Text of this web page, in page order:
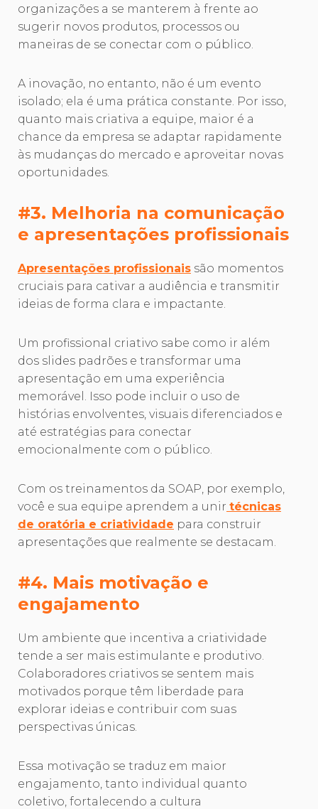
organizações a se manterem à frente ao
sugerir novos produtos, processos ou
maneiras de se conectar com o público.
A inovação, no entanto, não é um evento
isolado; ela é uma prática constante. Por isso,
quanto mais criativa a equipe, maior é a
chance da empresa se adaptar rapidamente
às mudanças do mercado e aproveitar novas
oportunidades.
#3. Melhoria na comunicação
e apresentações profissionais
Apresentações profissionais são momentos
cruciais para cativar a audiência e transmitir
ideias de forma clara e impactante.
Um profissional criativo sabe como ir além
dos slides padrões e transformar uma
apresentação em uma experiência
memorável. Isso pode incluir o uso de
histórias envolventes, visuais diferenciados e
até estratégias para conectar
emocionalmente com o público.
Com os treinamentos da SOAP, por exemplo,
você e sua equipe aprendem a unir técnicas
de oratória e criatividade para construir
apresentações que realmente se destacam.
#4. Mais motivação e
engajamento
Um ambiente que incentiva a criatividade
tende a ser mais estimulante e produtivo.
Colaboradores criativos se sentem mais
motivados porque têm liberdade para
explorar ideias e contribuir com suas
perspectivas únicas.
Essa motivação se traduz em maior
engajamento, tanto individual quanto
coletivo, fortalecendo a cultura